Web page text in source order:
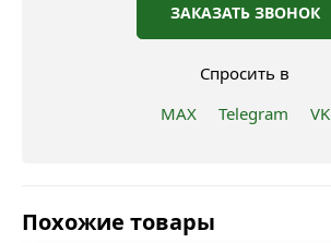
ЗАКАЗАТЬ ЗВОНОК
Спросить в
MAX
Telegram VK
Похожие товары